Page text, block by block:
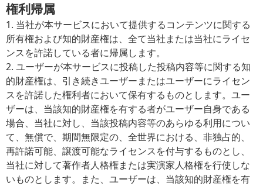
権利帰属
1. 当社が本サービスにおいて提供するコンテンツに関する
所有権および知的財産権は、全て当社または当社にライセ
ンスを許諾している者に帰属します。
2. ユーザーが本サービスに投稿した投稿内容等に関する知
的財産権は、引き続きユーザーまたはユーザーにライセン
スを許諾した権利者において保有するものとします。ユー
ザーは、当該知的財産権を有する者がユーザー自身である
場合、当社に対し、当該投稿内容等のあらゆる利用につい
て、無償で、期間無限定の、全世界における、非独占的、
再許諾可能、譲渡可能なライセンスを付与するものとし、
当社に対して著作者人格権または実演家人格権を行使しな
いものとします。また、ユーザーは、当該知的財産権を有